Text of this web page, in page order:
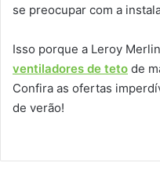
se preocupar com a
Isso porque a Leroy
ventiladores de teto de
Confira as ofertas
de verão!